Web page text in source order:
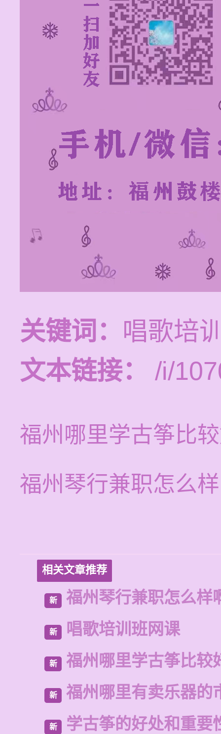
关键词： 唱歌培
文本链接：
/i/
福州哪里学古筝比
福州琴行兼职怎么
相关文章推荐
新 福州琴行兼职怎么样
新 唱歌培训班网课
新 福州哪里学古筝比较
新 福州哪里有卖乐器的
新 学古筝的好处和重要